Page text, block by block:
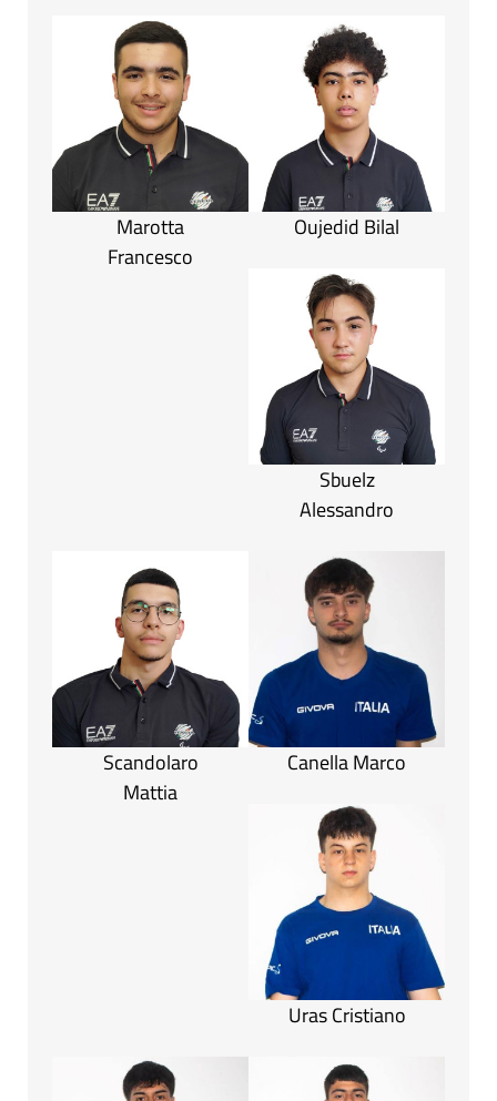
Marotta
Francesco
Oujedid Bilal
Sbuelz
Alessandro
Scandolaro
Mattia
Canella Marco
Uras Cristiano